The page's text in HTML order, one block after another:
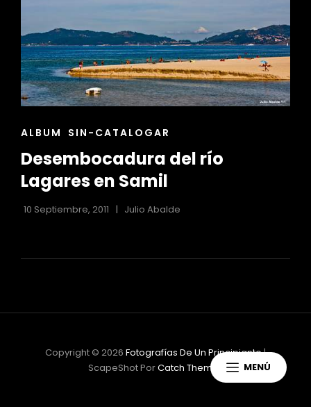
MENÚ
ENLACES
LAS
CATEGORÍAS
ALBUM SIN-CATALOGAR
Desembocadura del río
Lagares en Samil
10 Septiembre, 2011 Julio Abalde
Copyright © 2026 Fotografías De Un Principiante|
ScapeShot PorCatch Themes